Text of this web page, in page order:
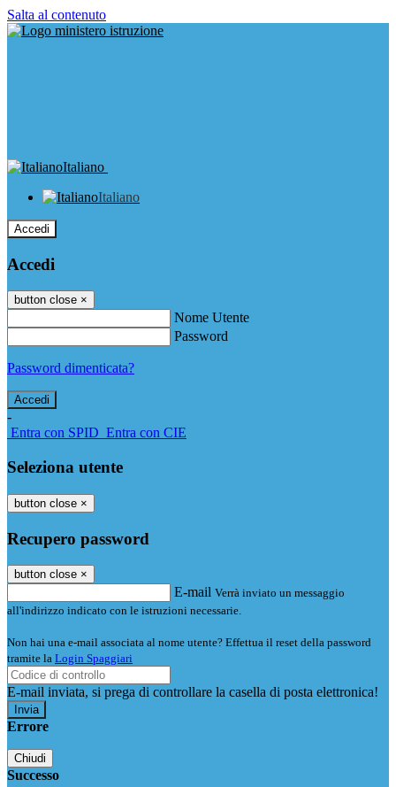
Salta al contenuto
Italiano
Italiano
Accedi
Accedi
button close ×
Nome Utente
Password
Password dimenticata?
-
Entra con SPID Entra con CIE
Seleziona utente
button close ×
Recupero password
button close ×
E-mail Verrà inviato un messaggio
all'indirizzo indicato con le istruzioni necessarie.
Non hai una e-mail associata al nome utente? Effettua il reset della password
tramite la Login Spaggiari
E-mail inviata, si prega di controllare la casella di posta elettronica!
Errore
Chiudi
Successo